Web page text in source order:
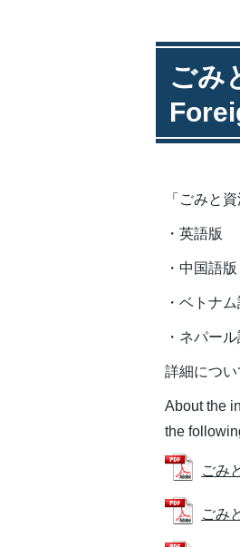
ごみ
「ごみと
・英語版
・中国語版
・ベトナ
・ネパー
詳細につい
About the
the
ごみ
ごみ